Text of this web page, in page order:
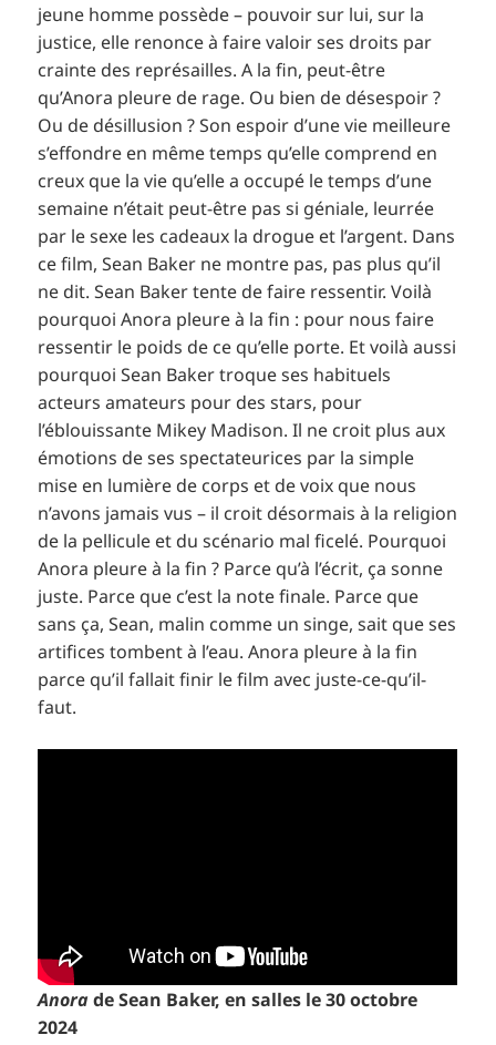
jeune homme possède – pouvoir sur lui, sur la
justice, elle renonce à faire valoir ses droits par
crainte des représailles. A la fin, peut-être
qu’Anora pleure de rage. Ou bien de désespoir ?
Ou de désillusion ? Son espoir d’une vie meilleure
s’effondre en même temps qu’elle comprend en
creux que la vie qu’elle a occupé le temps d’une
semaine n’était peut-être pas si géniale, leurrée
par le sexe les cadeaux la drogue et l’argent. Dans
ce film, Sean Baker ne montre pas, pas plus qu’il
ne dit. Sean Baker tente de faire ressentir. Voilà
pourquoi Anora pleure à la fin : pour nous faire
ressentir le poids de ce qu’elle porte. Et voilà aussi
pourquoi Sean Baker troque ses habituels
acteurs amateurs pour des stars, pour
l’éblouissante Mikey Madison. Il ne croit plus aux
émotions de ses spectateurices par la simple
mise en lumière de corps et de voix que nous
n’avons jamais vus – il croit désormais à la religion
de la pellicule et du scénario mal ficelé. Pourquoi
Anora pleure à la fin ? Parce qu’à l’écrit, ça sonne
juste. Parce que c’est la note finale. Parce que
sans ça, Sean, malin comme un singe, sait que ses
artifices tombent à l’eau. Anora pleure à la fin
parce qu’il fallait finir le film avec juste-ce-qu’il-
faut.
Anorade Sean Baker, en salles le 30 octobre
2024